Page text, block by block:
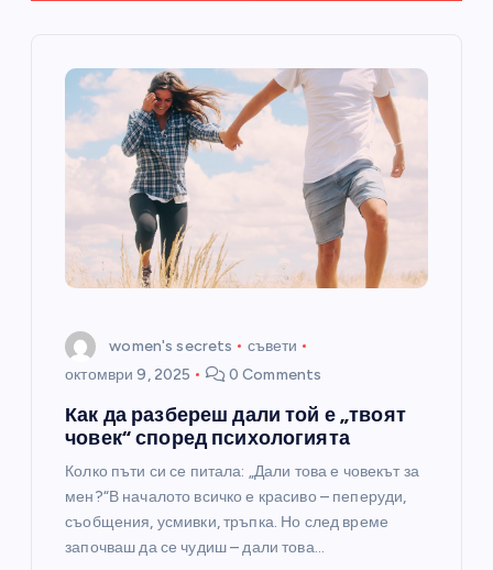
women's secrets
съвети
октомври 9, 2025
0 Comments
Как да разбереш дали той е „твоят
човек“ според психологията
Колко пъти си се питала: „Дали това е човекът за
мен?“В началото всичко е красиво – пеперуди,
съобщения, усмивки, тръпка. Но след време
започваш да се чудиш – дали това…